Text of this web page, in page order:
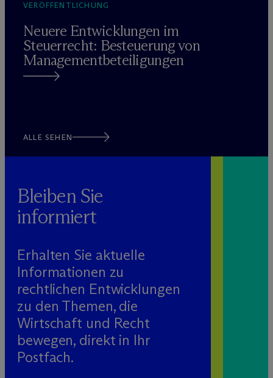
VERÖFFENTLICHUNG
Neuere Entwicklungen im
Steuerrecht: Besteuerung von
Managementbeteiligungen
ALLE SEHEN
Bleiben Sie
informiert
Erhalten Sie aktuelle
Informationen zu
rechtlichen Entwicklungen
zu den Themen, die
Wirtschaft und Recht
bewegen, direkt in Ihr
Postfach.